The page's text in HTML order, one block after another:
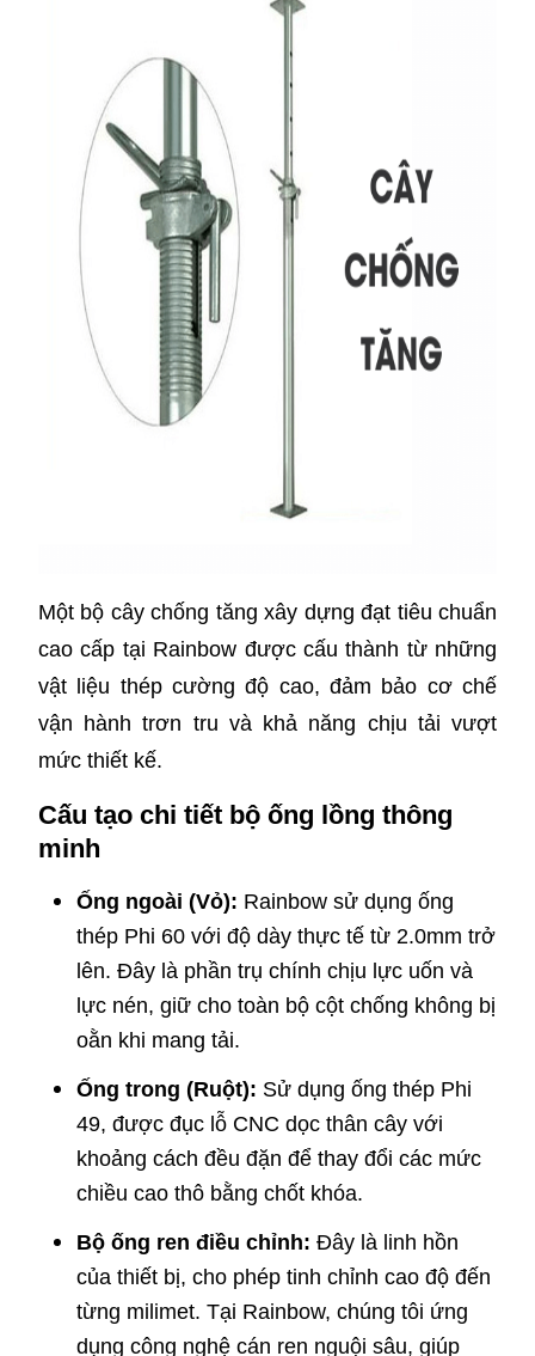
Một bộ cây chống tăng xây dựng đạt tiêu chuẩn
cao cấp tại Rainbow được cấu thành từ những
vật liệu thép cường độ cao, đảm bảo cơ chế
vận hành trơn tru và khả năng chịu tải vượt
mức thiết kế.
Cấu tạo chi tiết bộ ống lồng thông
minh
Ống ngoài (Vỏ): Rainbow sử dụng ống
thép Phi 60 với độ dày thực tế từ 2.0mm trở
lên. Đây là phần trụ chính chịu lực uốn và
lực nén, giữ cho toàn bộ cột chống không bị
oằn khi mang tải.
Ống trong (Ruột): Sử dụng ống thép Phi
49, được đục lỗ CNC dọc thân cây với
khoảng cách đều đặn để thay đổi các mức
chiều cao thô bằng chốt khóa.
Bộ ống ren điều chỉnh: Đây là linh hồn
của thiết bị, cho phép tinh chỉnh cao độ đến
từng milimet. Tại Rainbow, chúng tôi ứng
dụng công nghệ cán ren nguội sâu, giúp